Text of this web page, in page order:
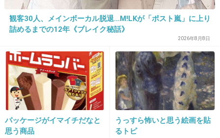
18. 匿名 2012/12/02(日) 22:29:55
めがね
+11 -6
19. 匿名 2012/12/02(日) 22:37:00
漫画とかアニメの実写はほぼ駄作！
観客30人、メインボーカル脱退…M!LKが「ポスト嵐」に上り
詰めるまでの12年《ブレイク秘話》
2026年8月8日
パッケージがイマイチだなと
思う商品
うっすら怖いと思う絵画を貼
るトピ